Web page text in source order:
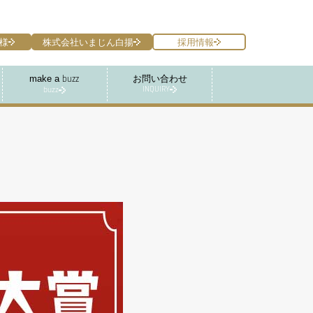
make a buzz
buzz
お問い合わせ
INQUIRY
株式会社いまじん白揚 採用情報